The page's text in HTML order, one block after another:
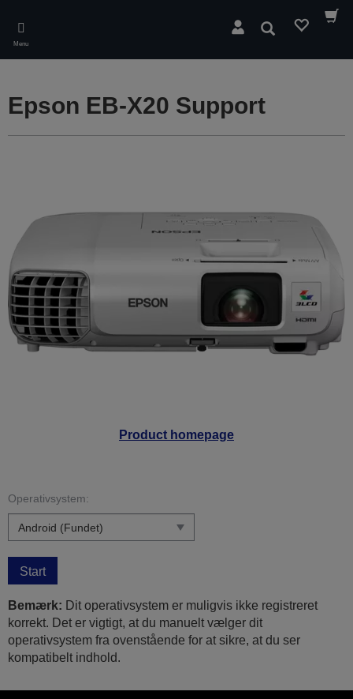
main
content
Menu
Søg
Product homepage
Epson EB-X20 Support
Operativsystem:
Start
Bemærk: Dit operativsystem er muligvis ikke registreret
korrekt. Det er vigtigt, at du manuelt vælger dit
operativsystem fra ovenstående for at sikre, at du ser
kompatibelt indhold.